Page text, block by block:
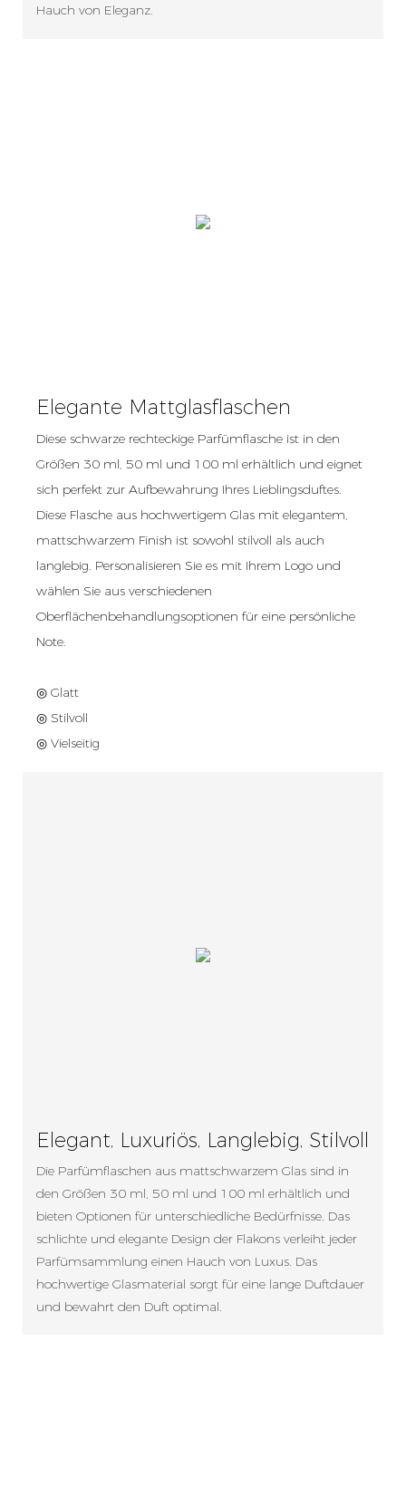
Hauch von Eleganz.
Elegante Mattglasflaschen
Diese schwarze rechteckige Parfümflasche ist in den
Größen 30 ml, 50 ml und 100 ml erhältlich und eignet
sich perfekt zur Aufbewahrung Ihres Lieblingsduftes.
Diese Flasche aus hochwertigem Glas mit elegantem,
mattschwarzem Finish ist sowohl stilvoll als auch
langlebig. Personalisieren Sie es mit Ihrem Logo und
wählen Sie aus verschiedenen
Oberflächenbehandlungsoptionen für eine persönliche
Note.
◎ Glatt
◎ Stilvoll
◎ Vielseitig
Elegant, Luxuriös, Langlebig, Stilvoll
Die Parfümflaschen aus mattschwarzem Glas sind in
den Größen 30 ml, 50 ml und 100 ml erhältlich und
bieten Optionen für unterschiedliche Bedürfnisse. Das
schlichte und elegante Design der Flakons verleiht jeder
Parfümsammlung einen Hauch von Luxus. Das
hochwertige Glasmaterial sorgt für eine lange Duftdauer
und bewahrt den Duft optimal.